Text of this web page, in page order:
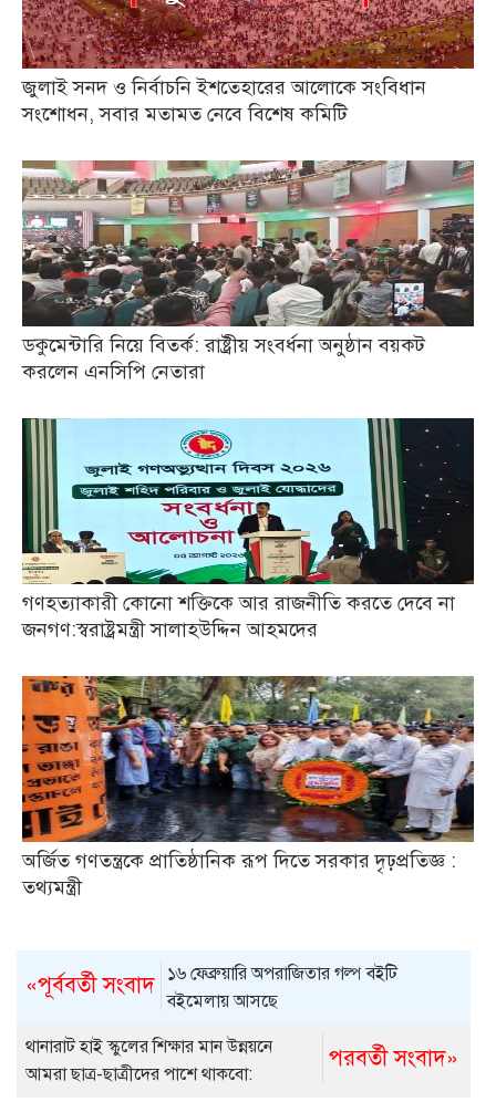
জুলাই সনদ ও নির্বাচনি ইশতেহারের আলোকে সংবিধান
সংশোধন, সবার মতামত নেবে বিশেষ কমিটি
ডকুমেন্টারি নিয়ে বিতর্ক: রাষ্ট্রীয় সংবর্ধনা অনুষ্ঠান বয়কট
করলেন এনসিপি নেতারা
গণহত্যাকারী কোনো শক্তিকে আর রাজনীতি করতে দেবে না
জনগণ:স্বরাষ্ট্রমন্ত্রী সালাহউদ্দিন আহমদের
অর্জিত গণতন্ত্রকে প্রাতিষ্ঠানিক রূপ দিতে সরকার দৃঢ়প্রতিজ্ঞ :
তথ্যমন্ত্রী
«পূর্ববর্তী সংবাদ ১৬ ফেব্রুয়ারি অপরাজিতার গল্প বইটি
বইমেলায় আসছে
পরবর্তী সংবাদ»
থানারাট হাই স্কুলের শিক্ষার মান উন্নয়নে
আমরা ছাত্র-ছাত্রীদের পাশে থাকবো: